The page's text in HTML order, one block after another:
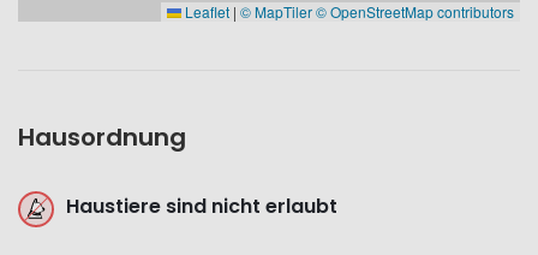
Leaflet | © MapTiler© OpenStreetMap contributors
Hausordnung
Haustiere sind nicht erlaubt